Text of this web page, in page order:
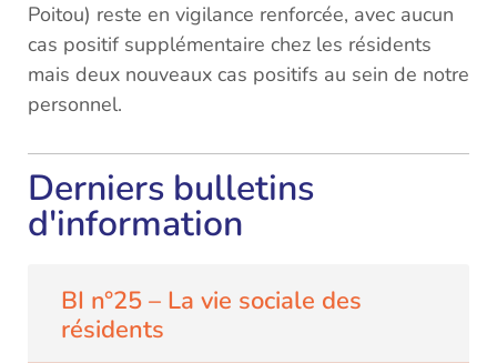
Poitou) reste en vigilance renforcée, avec aucun
cas positif supplémentaire chez les résidents
mais deux nouveaux cas positifs au sein de notre
personnel.
Derniers bulletins
d'information
BI n°25 – La vie sociale des
résidents